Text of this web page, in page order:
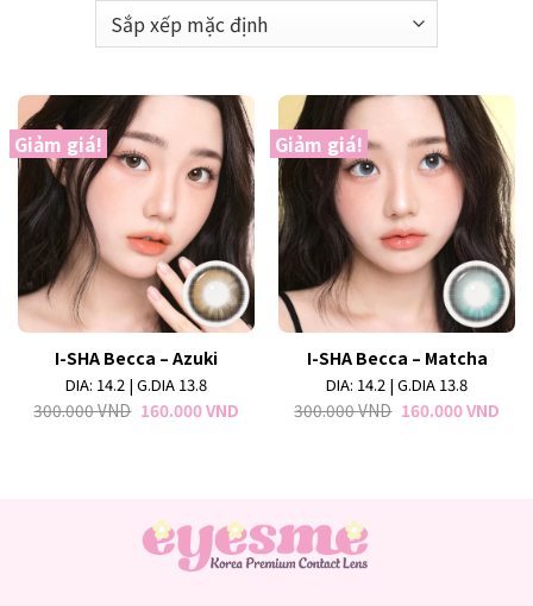
Giảm giá!
I-SHA Becca – Azuki
DIA: 14.2 | G.DIA 13.8
300.000VND 160.000VND
Giảm giá!
I-SHA Becca – Matcha
DIA: 14.2 | G.DIA 13.8
300.000VND 160.000VND